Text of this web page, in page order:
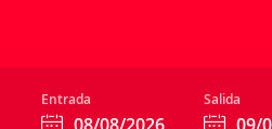
Entrada Salida